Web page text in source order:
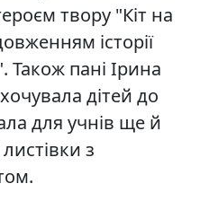
твору "Кіт на
історії
пані Ірина
дітей до
для учнів ще й
з